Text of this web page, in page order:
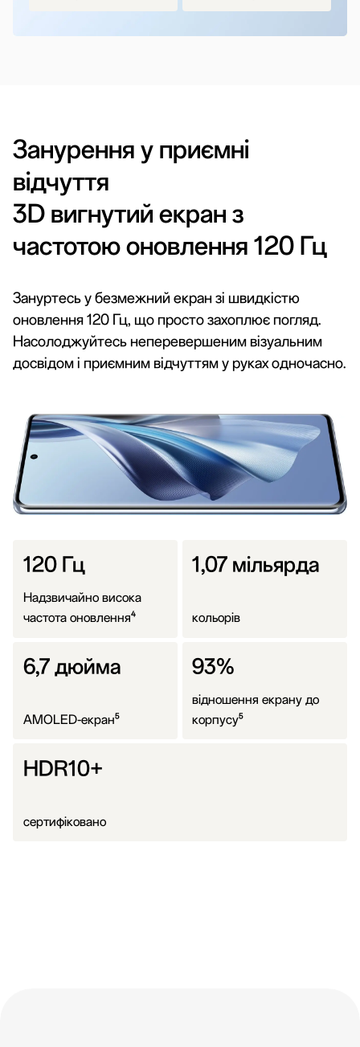
Занурення у приємні
відчуття
3D вигнутий екран з
частотою оновлення 120 Гц
Зануртесь у безмежний екран зі швидкістю
оновлення 120 Гц, що просто захоплює погляд.
Насолоджуйтесь неперевершеним візуальним
досвідом і приємним відчуттям у руках одночасно.
120 Гц
Надзвичайно висока
частота оновлення4
1,07 мільярда
кольорів
6,7 дюйма
AMOLED-екран5
93%
відношення екрану до
корпусу5
HDR10+
сертифіковано